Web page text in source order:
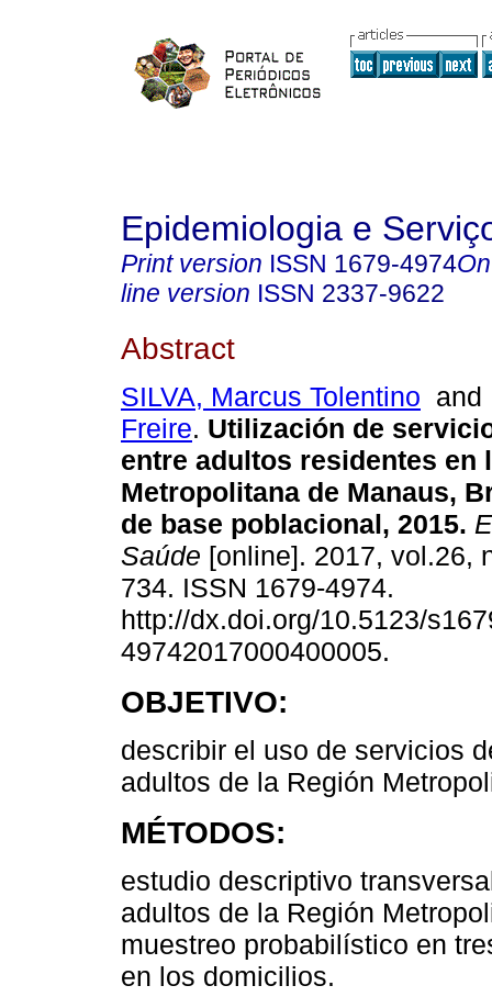
Epidemiologia e
Print version ISSN 1679-4974
line version ISSN 2337-9622
Abstract
SILVA, Marcus Tolentino
Freire. Utilización de
entre adultos residentes en
Metropolitana de Manaus,
de base poblacional, 2015.
Saúde [online]. 2017, vol.26,
734. ISSN 1679-4974.
http://dx.doi.org/10.5123/
49742017000400005.
OBJETIVO:
describir el uso de servicios
adultos de la Región
MÉTODOS:
estudio descriptivo
adultos de la Región
muestreo probabilístico en
en los domicilios.